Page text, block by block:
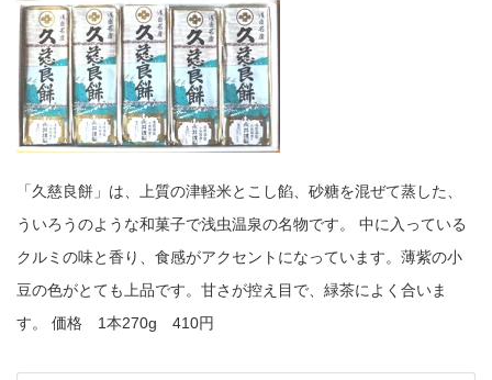
「久慈良餅」は、上質の津軽米とこし餡、砂糖を混ぜて蒸した、
ういろうのような和菓子で浅虫温泉の名物です。 中に入っている
クルミの味と香り、食感がアクセントになっています。薄紫の小
豆の色がとても上品です。甘さが控え目で、緑茶によく合いま
す。 価格 1本270g 410円